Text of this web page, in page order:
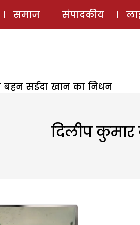
समाज संपादकीय
बहन सईदा खान का निधन
दिलीप